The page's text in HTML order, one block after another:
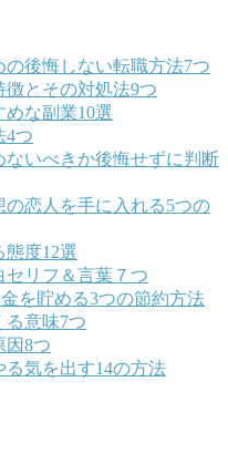
後悔しない転職方法7つ
とその対処法9つ
な副業10選
4つ
いべきか後悔せずに判断
恋人を手に入れる5つの
度12選
セリフ＆言葉７つ
を貯める3つの節約方法
る意味7つ
因8つ
気を出す14の方法